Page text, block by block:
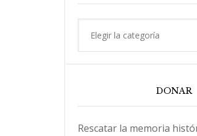
DONAR
Rescatar la memoria